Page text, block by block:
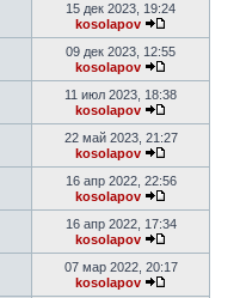
15 дек 2023, 19:24
kosolapov
09 дек 2023, 12:55
kosolapov
11 июл 2023, 18:38
kosolapov
22 май 2023, 21:27
kosolapov
16 апр 2022, 22:56
kosolapov
16 апр 2022, 17:34
kosolapov
07 мар 2022, 20:17
kosolapov